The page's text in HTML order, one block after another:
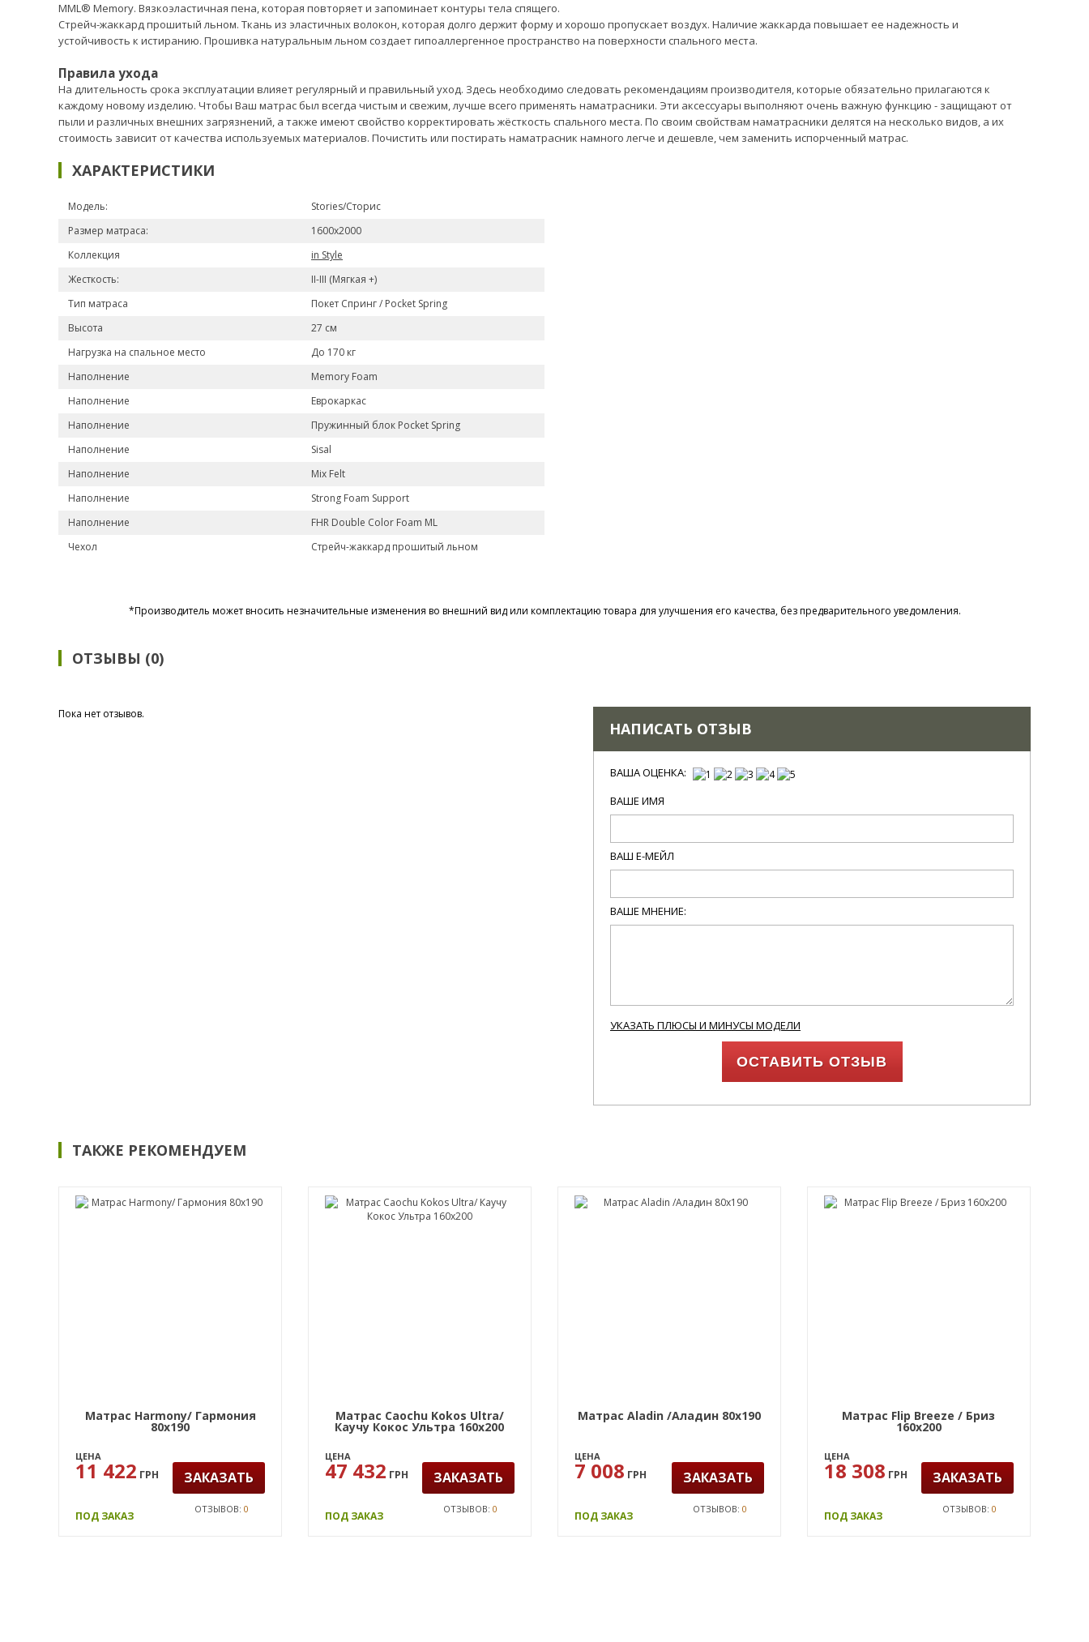
MML® Memory. Вязкоэластичная пена, которая повторяет и запоминает контуры тела спящего.
Стрейч-жаккард прошитый льном. Ткань из эластичных волокон, которая долго держит форму и хорошо пропускает воздух. Наличие жаккарда повышает ее надежность и
устойчивость к истиранию. Прошивка натуральным льном создает гипоаллергенное пространство на поверхности спального места.
Правила ухода
На длительность срока эксплуатации влияет регулярный и правильный уход. Здесь необходимо следовать рекомендациям производителя, которые обязательно прилагаются к
каждому новому изделию. Чтобы Ваш матрас был всегда чистым и свежим, лучше всего применять наматрасники. Эти аксессуары выполняют очень важную функцию - защищают от
пыли и различных внешних загрязнений, а также имеют свойство корректировать жёсткость спального места. По своим свойствам наматрасники делятся на несколько видов, а их
стоимость зависит от качества используемых материалов. Почистить или постирать наматрасник намного легче и дешевле, чем заменить испорченный матрас.
ХАРАКТЕРИСТИКИ
Модель:
Stories/Сторис
Размер матраса:
1600x2000
Коллекция
in Style
Жесткость:
II-III (Мягкая +)
Тип матраса
Покет Спринг / Pocket Spring
Высота
27 см
Нагрузка на спальное место
До 170 кг
Наполнение
Memory Foam
Наполнение
Еврокаркас
Наполнение
Пружинный блок Pocket Spring
Наполнение
Sisal
Наполнение
Mix Felt
Наполнение
Strong Foam Support
Наполнение
FHR Double Color Foam ML
Чехол
Стрейч-жаккард прошитый льном
*Производитель может вносить незначительные изменения во внешний вид или комплектацию товара для улучшения его качества, без предварительного уведомления.
ОТЗЫВЫ (0)
НАПИСАТЬ ОТЗЫВ
ВАША ОЦЕНКА:
ВАШЕ ИМЯ
ВАШ Е-МЕЙЛ
ВАШЕ МНЕНИЕ:
УКАЗАТЬ ПЛЮСЫ И МИНУСЫ МОДЕЛИ
ОСТАВИТЬ ОТЗЫВ
Пока нет отзывов.
ТАКЖЕ РЕКОМЕНДУЕМ
Матрас Harmony/ Гармония
80х190
ЦЕНА
11 422 ГРН ЗАКАЗАТЬ
ПОД ЗАКАЗ
ОТЗЫВОВ: 0
Матрас Caochu Kokos Ultra/
Каучу Кокос Ультра 160х200
ЦЕНА
47 432 ГРН ЗАКАЗАТЬ
ПОД ЗАКАЗ
ОТЗЫВОВ:0
Матрас Aladin /Аладин 80х190
ЦЕНА
7 008 ГРН ЗАКАЗАТЬ
ПОД ЗАКАЗ
ОТЗЫВОВ:0
Матрас Flip Breeze / Бриз
160x200
ЦЕНА
18 308 ГРН ЗАКАЗАТЬ
ПОД ЗАКАЗ
ОТЗЫВОВ:0